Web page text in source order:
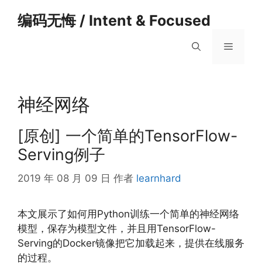
编码无悔 / Intent & Focused
菜
神经网络
[原创] 一个简单的TensorFlow-
Serving例子
2019 年 08 月 09 日 作者 learnhard
本文展示了如何用Python训练一个简单的神经网络
模型，保存为模型文件，并且用TensorFlow-
Serving的Docker镜像把它加载起来，提供在线服务
的过程。